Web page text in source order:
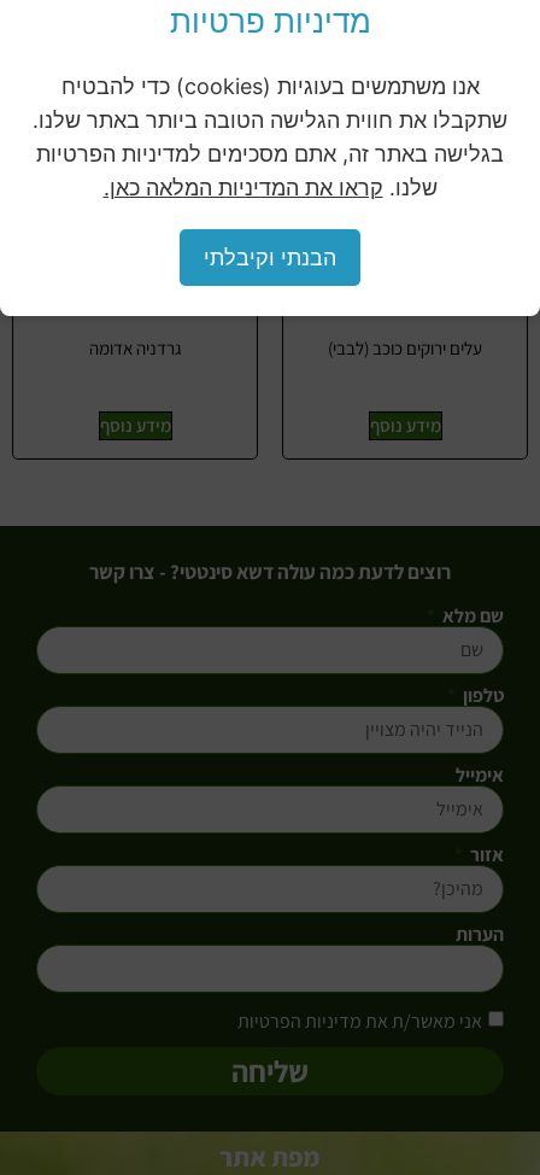
מדיניות פרטיות
אנו משתמשים בעוגיות (cookies) כדי להבטיח
שתקבלו את חווית הגלישה הטובה ביותר באתר שלנו.
בגלישה באתר זה, אתם מסכימים למדיניות הפרטיות
שלנו. קראו את המדיניות המלאה כאן.
הבנתי וקיבלתי
עלים ירוקים כוכב (לבבי)
מידע נוסף
גרדניה אדומה
מידע נוסף
רוצים לדעת כמה עולה דשא סינטטי? - צרו קשר
שם מלא
טלפון
אימייל
אזור
הערות
אני מאשר/ת את מדיניות הפרטיות
שליחה
מפת אתר